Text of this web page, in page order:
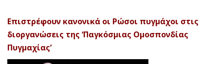
Επιστρέφουν κανονικά οι Ρώσοι πυγμάχοι στις
διοργανώσεις της ‘Παγκόσμιας Ομοσπονδίας
Πυγμαχίας’